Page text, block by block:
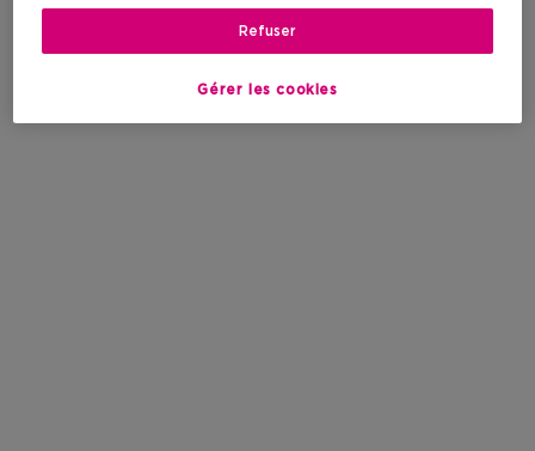
Gérer les cookies
Refuser